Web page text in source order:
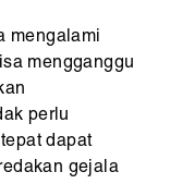
mengalami
mengganggu
perlu
dapat
gejala